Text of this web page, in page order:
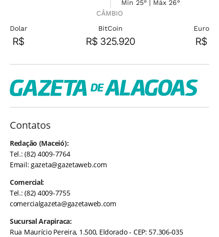
Min 25° | Máx 26°
CÂMBIO
Dolar
R$
BitCoin
R$ 325.920
Euro
R$
Contatos
Redação (Maceió):
Tel.: (82) 4009-7764
Email:gazeta@gazetaweb.com
Comercial:
Tel.: (82) 4009-7755
comercialgazeta@gazetaweb.com
Sucursal Arapiraca:
Rua Maurício Pereira, 1.500, Eldorado - CEP: 57.306-035